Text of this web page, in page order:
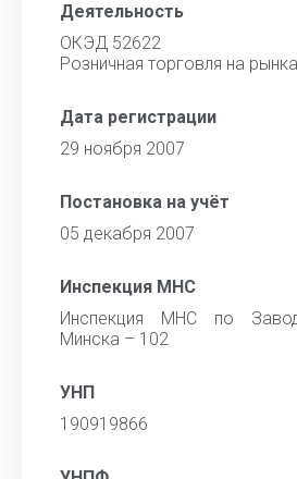
Деятельность
ОКЭД 52622
Розничная торговля на
Дата регистрации
29 ноября 2007
Постановка на учёт
05 декабря 2007
Инспекция МНС
Инспекция МНС по
Минска – 102
УНП
190919866